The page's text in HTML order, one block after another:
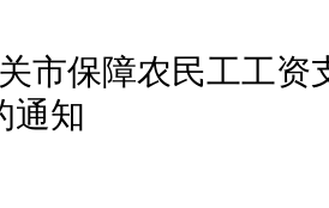
市保障农民工工资
通知